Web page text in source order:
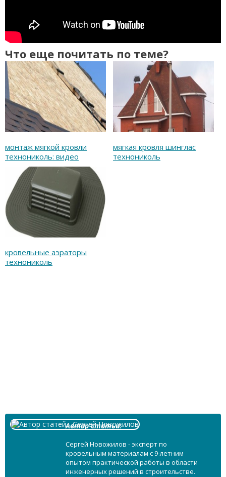
Что еще почитать по теме?
монтаж мягкой кровли
технониколь: видео
мягкая кровля шинглас
технониколь
кровельные аэраторы
технониколь
Автор статьи:
Сергей Новожилов - эксперт по
кровельным материалам с 9-летним
опытом практической работы в области
инженерных решений в строительстве.